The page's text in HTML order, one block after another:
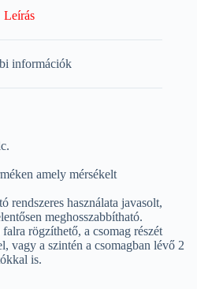
Leírás
információk
amely mérsékelt
rendszeres használata javasolt,
meghosszabbítható.
rögzíthető, a csomag részét
vagy a szintén a csomagban lévő 2
is.